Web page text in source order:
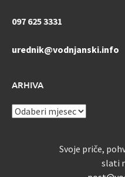
097 625 3331
urednik@vodnjanski.info
ARHIVA
ARHIVA
Svoje priče,
slati